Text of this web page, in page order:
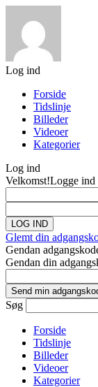
Log ind
Forside
Tidslinje
Billeder
Videoer
Kategorier
Log ind
Velkomst!Logge ind
Glemt din
Gendan
Gendan din
Søg
Forside
Tidslinje
Billeder
Videoer
Kategorier